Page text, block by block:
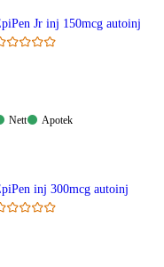
Jr inj 150mcg autoinj
Nett:
Nett
Apotek:
Apotek
inj 300mcg autoinj